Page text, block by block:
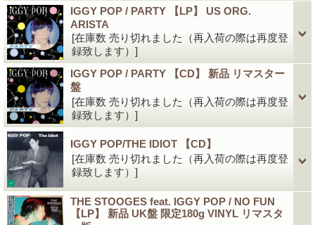
IGGY POP / PARTY 【LP】 US ORG.
ARISTA
[在庫数 売り切れました（再入荷の際は再度登
録致します）]
IGGY POP / PARTY 【CD】 新品 リマスター
盤
[在庫数 売り切れました（再入荷の際は再度登
録致します）]
IGGY POP/THE IDIOT 【CD】
[在庫数 売り切れました（再入荷の際は再度登
録致します）]
THE STOOGES feat. IGGY POP / NO FUN
【LP】 新品 UK盤 限定180g VINYL リマスタ